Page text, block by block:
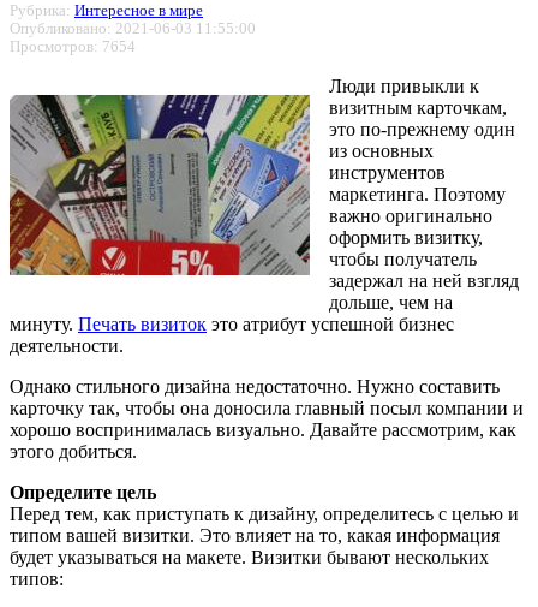
Рубрика: Интересное в мире
Опубликовано: 2021-06-03 11:55:00
Просмотров: 7654
Люди привыкли к
визитным карточкам,
это по-прежнему один
из основных
инструментов
маркетинга. Поэтому
важно оригинально
оформить визитку,
чтобы получатель
задержал на ней взгляд
дольше, чем на
минуту. Печать визиток это атрибут успешной бизнес
деятельности.
Однако стильного дизайна недостаточно. Нужно составить
карточку так, чтобы она доносила главный посыл компании и
хорошо воспринималась визуально. Давайте рассмотрим, как
этого добиться.
Определите цель
Перед тем, как приступать к дизайну, определитесь с целью и
типом вашей визитки. Это влияет на то, какая информация
будет указываться на макете. Визитки бывают нескольких
типов: